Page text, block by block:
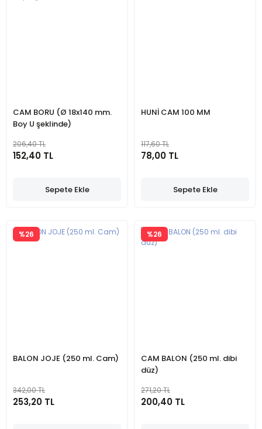
CAM BORU (Ø 18x140 mm.
Boy U şeklinde)
206,40 TL
152,40 TL
Sepete Ekle
HUNİ CAM 100 MM
117,60 TL
78,00 TL
Sepete Ekle
BALON JOJE (250 ml. Cam)
%26
342,00 TL
253,20 TL
CAM BALON (250 ml. dibi
düz)
%26
271,20 TL
200,40 TL